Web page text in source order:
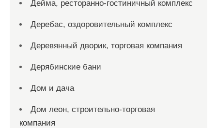
Дейма, ресторанно-гостиничный комплекс
Деребас, оздоровительный комплекс
Деревянный дворик, торговая компания
Дерябинские бани
Дом и дача
Дом леон, строительно-торговая
компания